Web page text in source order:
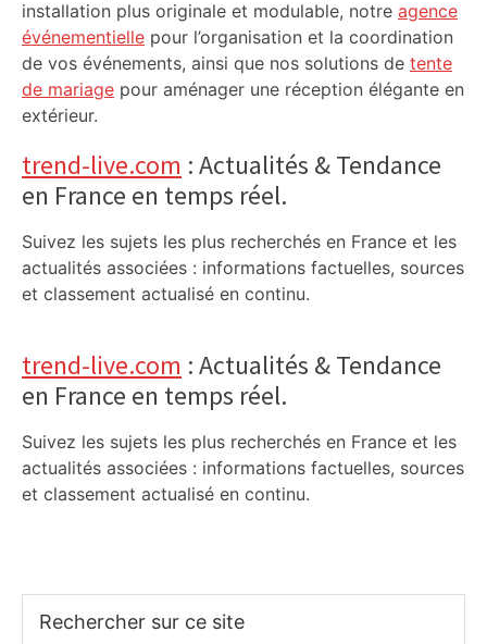
installation plus originale et modulable, notre agence
événementielle pour l’organisation et la coordination
de vos événements, ainsi que nos solutions de tente
de mariage pour aménager une réception élégante en
extérieur.
trend-live.com : Actualités & Tendance
en France en temps réel.
Suivez les sujets les plus recherchés en France et les
actualités associées : informations factuelles, sources
et classement actualisé en continu.
trend-live.com : Actualités & Tendance
en France en temps réel.
Suivez les sujets les plus recherchés en France et les
actualités associées : informations factuelles, sources
et classement actualisé en continu.
sur